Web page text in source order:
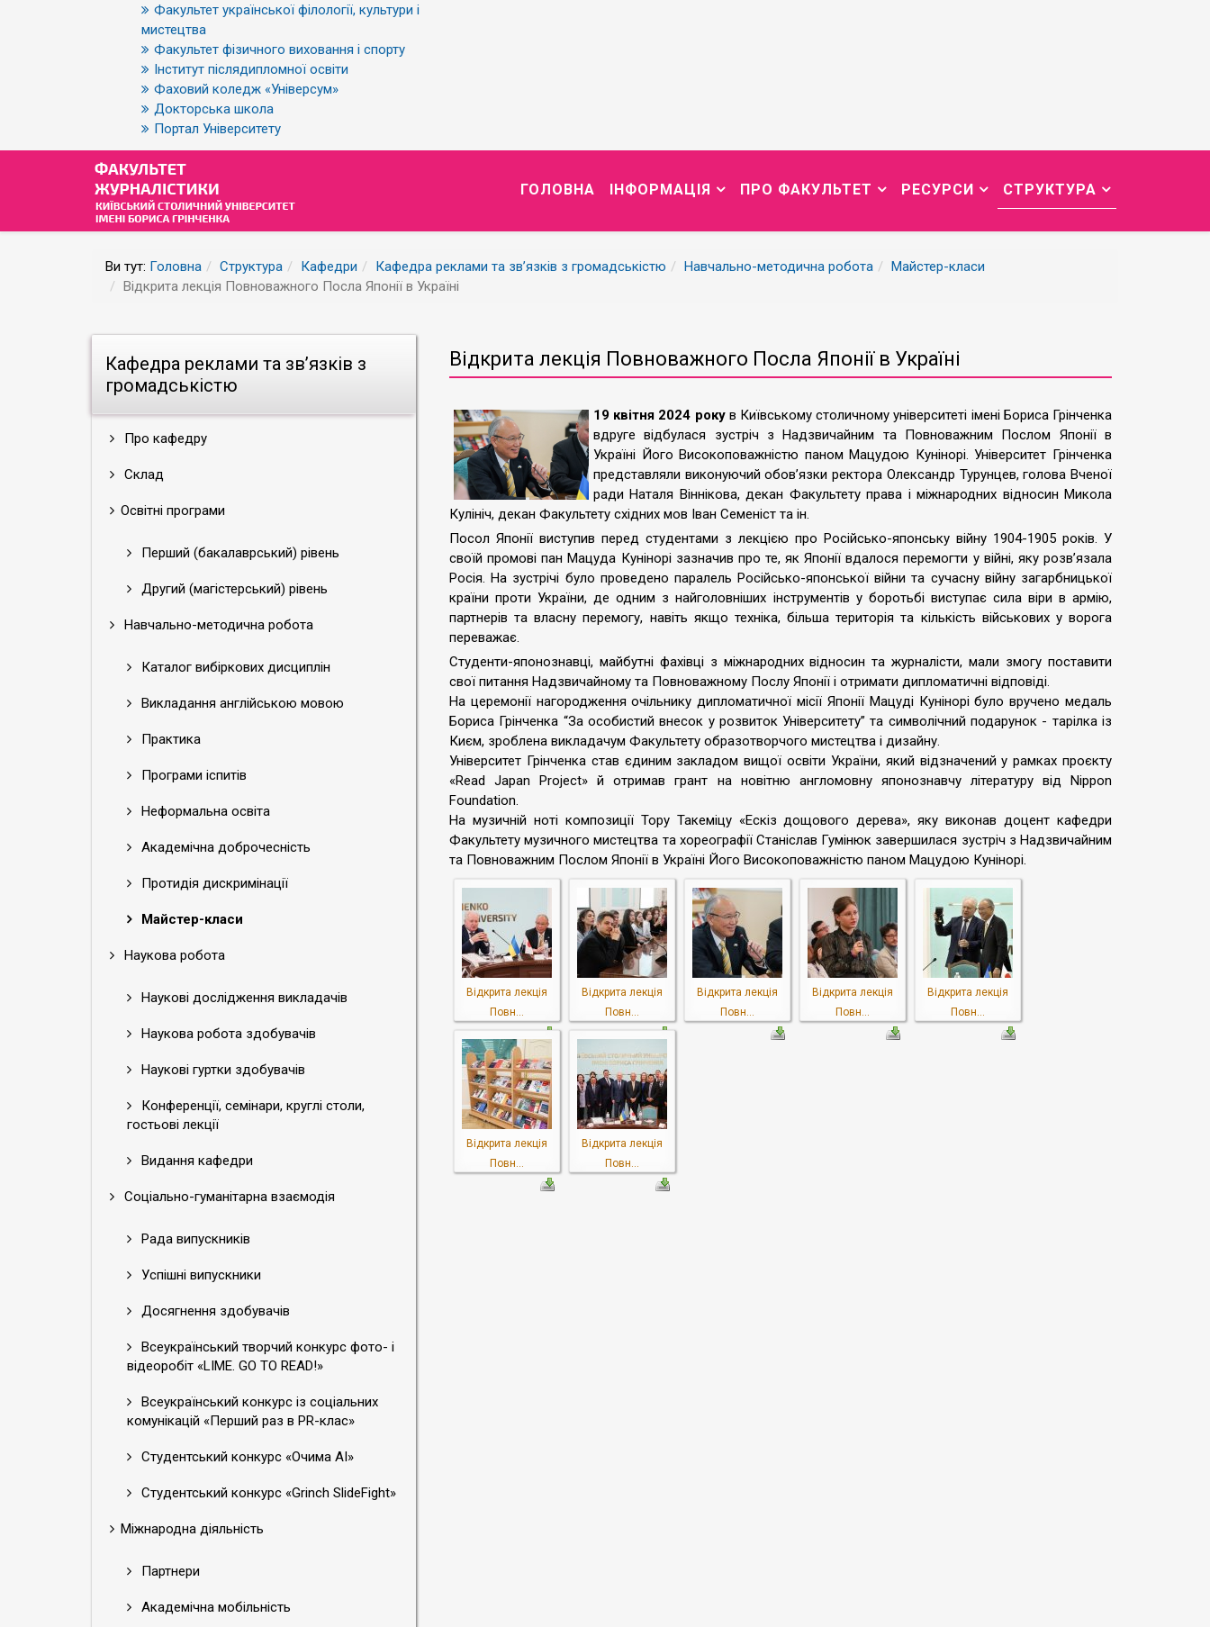
Факультет української філології, культури і
мистецтва
Факультет фізичного виховання і спорту
Інститут післядипломної освіти
Фаховий коледж «Універсум»
Докторська школа
Портал Університету
ГОЛОВНА ІНФОРМАЦІЯ ПРО ФАКУЛЬТЕТ РЕСУРСИ СТРУКТУРА
Ви тут: Головна Структура Кафедри Кафедра реклами та зв’язків з громадськістю Навчально-методична робота
Майстер-класи
Відкрита лекція Повноважного Посла Японії в Україні
Кафедра реклами та зв’язків з
громадськістю
Про кафедру
Склад
Освітні програми
Перший (бакалаврський) рівень
Другий (магістерський) рівень
Навчально-методична робота
Каталог вибіркових дисциплін
Викладання англійською мовою
Практика
Програми іспитів
Неформальна освіта
Академічна доброчесність
Протидія дискримінації
Майстер-класи
Наукова робота
Наукові дослідження викладачів
Наукова робота здобувачів
Наукові гуртки здобувачів
Конференції, семінари, круглі столи,
гостьові лекції
Видання кафедри
Соціально-гуманітарна взаємодія
Рада випускників
Успішні випускники
Досягнення здобувачів
Всеукраїнський творчий конкурс фото- і
відеоробіт «LIME. GO TO READ!»
Всеукраїнський конкурс із соціальних
комунікацій «Перший раз в PR-клас»
Студентський конкурс «Очима АІ»
Студентський конкурс «Grinch SlideFight»
Міжнародна діяльність
Партнери
Академічна мобільність
Відкрита лекція Повноважного Посла Японії в Україні
19 квітня 2024 рокув Київському столичному університеті імені Бориса Грінченка
вдруге відбулася зустріч з Надзвичайним та Повноважним Послом Японії в
Україні Його Високоповажністю паном Мацудою Кунінорі. Університет Грінченка
представляли виконуючий обов’язки ректора Олександр Турунцев, голова Вченої
ради Наталя Віннікова, декан Факультету права і міжнародних відносин Микола
Кулініч, декан Факультету східних мов Іван Семеніст та ін.
Посол Японії виступив перед студентами з лекцією про Російсько-японську війну 1904-1905 років. У
своїй промові пан Мацуда Кунінорі зазначив про те, як Японії вдалося перемогти у війні, яку розв’язала
Росія. На зустрічі було проведено паралель Російсько-японської війни та сучасну війну загарбницької
країни проти України, де одним з найголовніших інструментів у боротьбі виступає сила віри в армію,
партнерів та власну перемогу, навіть якщо техніка, більша територія та кількість військових у ворога
переважає.
Студенти-японознавці, майбутні фахівці з міжнародних відносин та журналісти, мали змогу поставити
свої питання Надзвичайному та Повноважному Послу Японії і отримати дипломатичні відповіді.
На церемонії нагородження очільнику дипломатичної місії Японії Мацуді Кунінорі було вручено медаль
Бориса Грінченка “За особистий внесок у розвиток Університету” та символічний подарунок - тарілка із
Києм, зроблена викладачум Факультету образотворчого мистецтва і дизайну.
Університет Грінченка став єдиним закладом вищої освіти України, який відзначений у рамках проєкту
«Read Japan Project» й отримав грант на новітню англомовну японознавчу літературу від Nippon
Foundation.
На музичній ноті композиції Тору Такеміцу «Ескіз дощового дерева», яку виконав доцент кафедри
Факультету музичного мистецтва та хореографії Станіслав Гумінюк завершилася зустріч з Надзвичайним
та Повноважним Послом Японії в Україні Його Високоповажністю паном Мацудою Кунінорі.
Відкрита лекція
Повн...
Відкрита лекція
Повн...
Відкрита лекція
Повн...
Відкрита лекція
Повн...
Відкрита лекція
Повн...
Відкрита лекція
Повн...
Відкрита лекція
Повн...